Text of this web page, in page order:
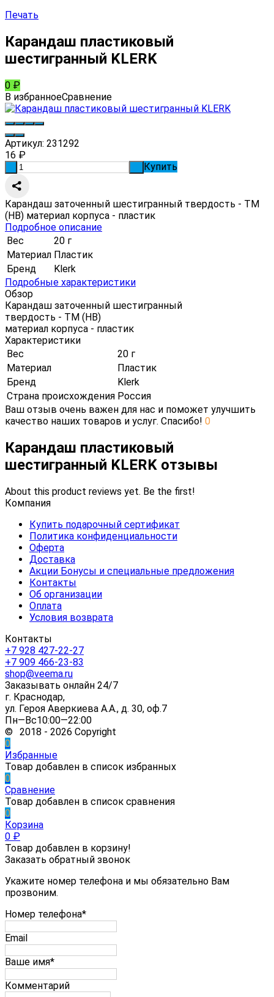
Печать
Карандаш пластиковый
шестигранный KLERK
0 ₽
В избранноеСравнение
Артикул: 231292
16 ₽
Купить
Карандаш заточенный шестигранный твердость - ТМ
(НВ) материал корпуса - пластик
Подробное описание
Вес
20 г
Материал Пластик
Бренд
Klerk
Подробные характеристики
Обзор
Карандаш заточенный шестигранный
твердость - ТМ (НВ)
материал корпуса - пластик
Характеристики
Вес
20 г
Материал
Пластик
Бренд
Klerk
Страна происхождения Россия
Ваш отзыв очень важен для нас и поможет улучшить
качество наших товаров и услуг. Спасибо! 0
Карандаш пластиковый
шестигранный KLERK отзывы
About this product reviews yet. Be the first!
Компания
Купить подарочный сертификат
Политика конфиденциальности
Оферта
Доставка
Акции Бонусы и специальные предложения
Контакты
Об организации
Оплата
Условия возврата
Контакты
+7 928 427-22-27
+7 909 466-23-83
shop@veema.ru
Заказывать онлайн 24/7
г. Краснодар,
ул. Героя Аверкиева А.А., д. 30, оф.7
Пн—Вс10:00—22:00
© 2018 - 2026 Copyright
0
Избранные
Товар добавлен в список избранных
0
Сравнение
Товар добавлен в список сравнения
0
Корзина
0 ₽
Товар добавлен в корзину!
Заказать обратный звонок
Укажите номер телефона и мы обязательно Вам
прозвоним.
Номер телефона*
Email
Ваше имя*
Комментарий